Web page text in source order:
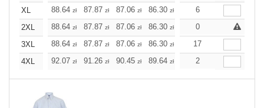
XL
88.64 zł 87.87 zł 87.06 zł 86.30 zł 85.53
6
2XL
88.64 zł 87.87 zł 87.06 zł 86.30 zł 85.53 85.53zł
0
3XL
88.64 zł 87.87 zł 87.06 zł 86.30 zł 85.53
17
4XL
92.07 zł 91.26 zł 90.45 zł 89.64 zł 88.84
2